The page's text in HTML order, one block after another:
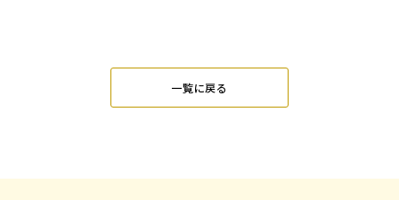
一覧に戻る